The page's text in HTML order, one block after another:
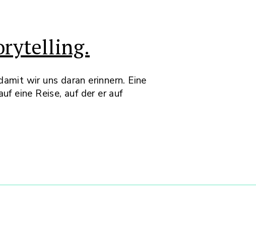
wir uns daran erinnern. Eine
eine Reise, auf der er auf